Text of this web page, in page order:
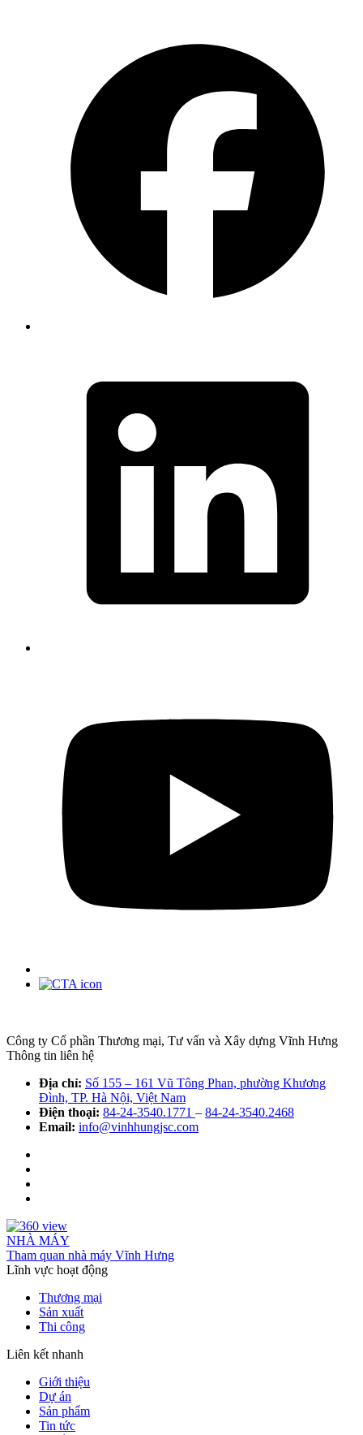
Công ty Cổ phần Thương mại, Tư vấn và Xây dựng Vĩnh Hưng
Thông tin liên hệ
Địa chỉ: Số 155 – 161 Vũ Tông Phan, phường Khương
Đình, TP. Hà Nội, Việt Nam
Điện thoại: 84-24-3540.1771 – 84-24-3540.2468
Email: info@vinhhungjsc.com
NHÀ MÁY
Tham quan nhà máy Vĩnh Hưng
Lĩnh vực hoạt động
Thương mại
Sản xuất
Thi công
Liên kết nhanh
Giới thiệu
Dự án
Sản phẩm
Tin tức